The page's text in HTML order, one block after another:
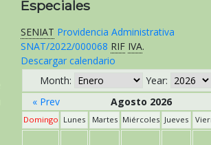
Especiales
SENIAT Providencia Administrativa
SNAT/2022/000068 RIF IVA.
Descargar calendario
Month:
Year:
« Prev
Agosto 2026
Domingo Lunes Martes Miércoles Jueves